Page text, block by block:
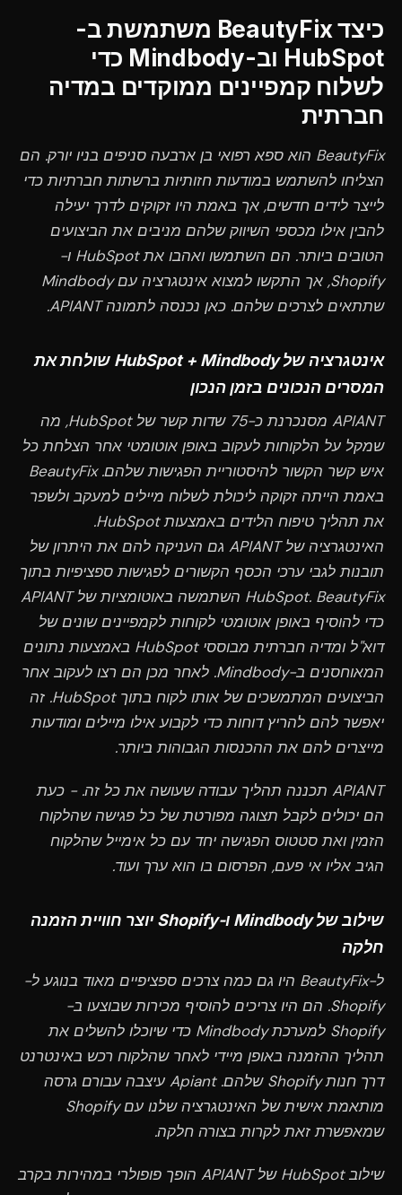
כיצד BeautyFix משתמשת ב-
HubSpot וב-Mindbody כדי
לשלוח קמפיינים ממוקדים במדיה
חברתית
BeautyFix הוא ספא רפואי בן ארבעה סניפים בניו יורק. הם
הצליחו להשתמש במודעות חזותיות ברשתות חברתיות כדי
לייצר לידים חדשים, אך באמת היו זקוקים לדרך יעילה
להבין אילו מכספי השיווק שלהם מניבים את הביצועים
הטובים ביותר. הם השתמשו ואהבו את HubSpot ו-
Shopify, אך התקשו למצוא אינטגרציה עם Mindbody
שתתאים לצרכים שלהם. כאן נכנסה לתמונה APIANT.
אינטגרציה של HubSpot + Mindbody שולחת את
המסרים הנכונים בזמן הנכון
APIANT מסנכרנת כ-75 שדות קשר של HubSpot, מה
שמקל על הלקוחות לעקוב באופן אוטומטי אחר הצלחת כל
איש קשר הקשור להיסטוריית הפגישות שלהם. BeautyFix
באמת הייתה זקוקה ליכולת לשלוח מיילים למעקב ולשפר
את תהליך טיפוח הלידים באמצעות HubSpot.
האינטגרציה של APIANT גם העניקה להם את היתרון של
תובנות לגבי ערכי הכסף הקשורים לפגישות ספציפיות בתוך
HubSpot. BeautyFix השתמשה באוטומציות של APIANT
כדי להוסיף באופן אוטומטי לקוחות לקמפיינים שונים של
דוא"ל ומדיה חברתית מבוססי HubSpot באמצעות נתונים
המאוחסנים ב-Mindbody. לאחר מכן הם רצו לעקוב אחר
הביצועים המתמשכים של אותו לקוח בתוך HubSpot. זה
יאפשר להם להריץ דוחות כדי לקבוע אילו מיילים ומודעות
מייצרים להם את ההכנסות הגבוהות ביותר.
APIANT תכננה תהליך עבודה שעושה את כל זה. - כעת
הם יכולים לקבל תצוגה מפורטת של כל פגישה שהלקוח
הזמין ואת סטטוס הפגישה יחד עם כל אימייל שהלקוח
הגיב אליו אי פעם, הפרסום בו הוא ערך ועוד.
שילוב של Mindbody ו-Shopify יוצר חוויית הזמנה
חלקה
ל-BeautyFix היו גם כמה צרכים ספציפיים מאוד בנוגע ל-
Shopify. הם היו צריכים להוסיף מכירות שבוצעו ב-
Shopify למערכת Mindbody כדי שיוכלו להשלים את
תהליך ההזמנה באופן מיידי לאחר שהלקוח רכש באינטרנט
דרך חנות Shopify שלהם. Apiant עיצבה עבורם גרסה
מותאמת אישית של האינטגרציה שלנו עם Shopify
שמאפשרת זאת לקרות בצורה חלקה.
שילוב HubSpot של APIANT הופך פופולרי במהירות בקרב